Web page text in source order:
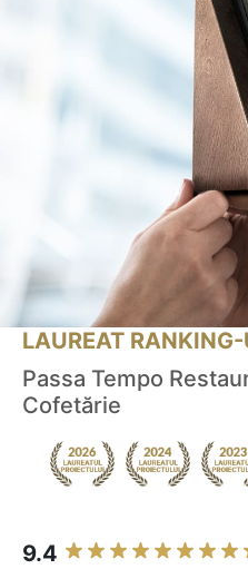
LAUREAT
Passa Tempo
Cofetărie
9.4